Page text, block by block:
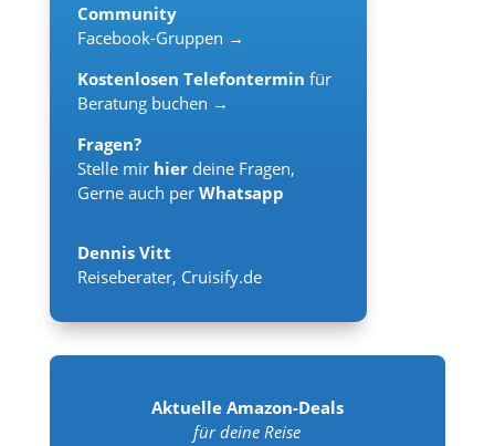
Community
Facebook-Gruppen →
Kostenlosen Telefontermin für
Beratung buchen →
Fragen?
Stelle mir hier deine Fragen,
Gerne auch per Whatsapp
Dennis Vitt
Reiseberater, Cruisify.de
Aktuelle Amazon-Deals
für deine Reise